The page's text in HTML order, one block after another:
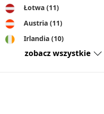
Łotwa (11)
Austria (11)
Irlandia (10)
zobacz wszystkie